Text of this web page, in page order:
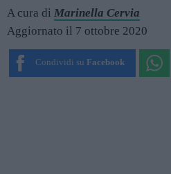
A cura di Marinella Cervia
Aggiornato il 7 ottobre 2020
Condividi su Facebook